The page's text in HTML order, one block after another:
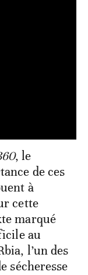
, le
de ces
à
cette
marqué
au
l’un des
sécheresse